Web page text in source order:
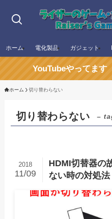
ホーム 電化製品 ガジェット
YouTubeやってます
ホーム 切り替わらない
切り替わらない –
HDMI切替器の
ない時の対処法
2018
11/09